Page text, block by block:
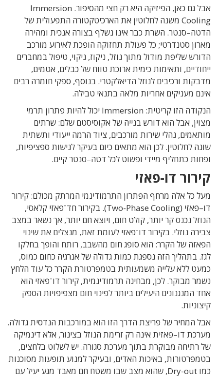
אבל גם כאן, הפיזיקה היא רק חצי מהסיפור . Immersion
Cooling משנה לחלוטין את הארכיטקטורה התפעולית של
הדטה–סנטר. השרת כבר אינו נשלף בצורה אנכית ומהירה
מארון סטנדרטי; כל פעולת תחזוקה הופכת לאירוע מורכב
הדורש שליפת מודול מתוך נוזל, ניקוז, ניקוי, טיפול במחברים
ייחודיים, ותאימות כימית ארוכת טווח של כבלים, אטמים,
מדבקות ורכיבים לנוזל הדיאלקטרי. בנוסף, ספקי חומרה רבים
אינם מעניקים אחריות מלאה בתנאי טבילה.
הנקודה הזו קריטית: Immersion
יכול להיות פתרון תרמי
מצוין, אבל הוא דורש בנייה של אקוסיסטם שלם: שרתים
מותאמים, נהלי שירות מורכבים, ציוד הרמה ייעודי ותשתית
שונה לחלוטין. לכן הוא מתאים כיום בעיקר לנישות ספציפיות,
ופחות כתחליף מיידי ופשוט לכל דטה–סנטר קיים.
קירור דו-פאזי
מעל כל אלה מרחף הפתרון התרמודינמי המרתק מכולם: קירור
דו–פאזי (Two-Phase Cooling). בקירור חד־פאזי קלאסי,
הנוזל נכנס קר יותר, קולט חום, ויוצא חם יותר, אך נשאר במצב
צבירה נוזלי. בקירור דו־פאזי לעומת זאת, מנצלים את שינוי
הפאזה של הקרר: הוא סופג חום מהשבב, רותח והופך בחלקו
לגז. בתהליך הזה נספגת כמות גדולה של אנרגיה כחום כמוס,
כמעט ללא עלייה משמעותית בטמפרטורת הקרר כל עוד הלחץ
נשמר מבוקר. לכן, מבחינה תרמודינמית, קירור דו־פאזי הוא
אחד המנגנונים היעילים ביותר לפינוי חום מצפיפויות הספק
קיצוניות.
אבל המחיר של פריצת הדרך הזו הוא במורכבות הנדסית גדולה.
מערכת דו–פאזית אינה רק זרימת הנוזל בצינור, אלא דינמיקה
של רתיחה מבוקרת בתוך מערכת סגורה. יש לשלוט בלחצים,
בטמפרטורות, באיכות האדים, ובעיקר למנוע תופעות מסוכנות
כמו Dry-out, שהוא מצב
שבו משטח חם מאבד מגע יעיל עם